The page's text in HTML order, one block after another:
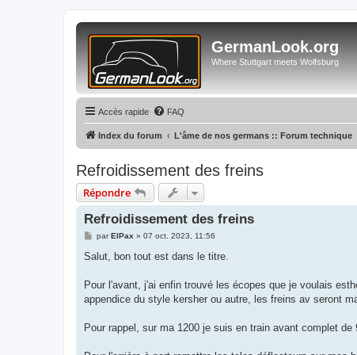
GermanLook.org
Where Stuttgart meets Wolfsburg
Accès rapide FAQ
Index du forum L'âme de nos germans :: Forum technique
Refroidissement des freins
Répondre
Refroidissement des freins
M
s
g
parElPax » 07 oct. 2023, 11:56
Salut, bon tout est dans le titre.
Pour l'avant, j'ai enfin trouvé les écopes que je voulais
appendice du style kersher ou autre, les freins av seront
Pour rappel, sur ma 1200 je suis en train avant complet